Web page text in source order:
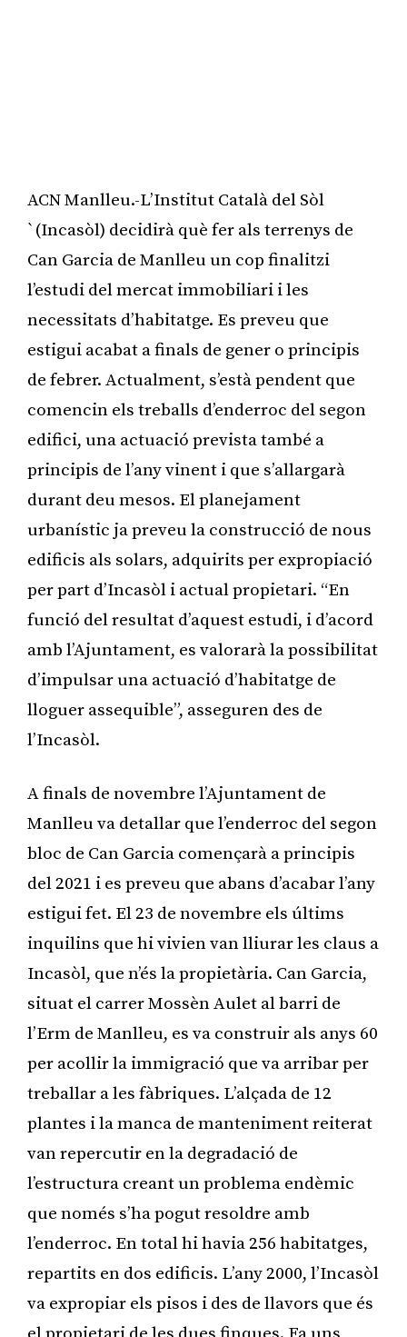
ACN Manlleu.-L’Institut Català del Sòl
`(Incasòl) decidirà què fer als terrenys de
Can Garcia de Manlleu un cop finalitzi
l’estudi del mercat immobiliari i les
necessitats d’habitatge. Es preveu que
estigui acabat a finals de gener o principis
de febrer. Actualment, s’està pendent que
comencin els treballs d’enderroc del segon
edifici, una actuació prevista també a
principis de l’any vinent i que s’allargarà
durant deu mesos. El planejament
urbanístic ja preveu la construcció de nous
edificis als solars, adquirits per expropiació
per part d’Incasòl i actual propietari. “En
funció del resultat d’aquest estudi, i d’acord
amb l’Ajuntament, es valorarà la possibilitat
d’impulsar una actuació d’habitatge de
lloguer assequible”, asseguren des de
l’Incasòl.
A finals de novembre l’Ajuntament de
Manlleu va detallar que l’enderroc del segon
bloc de Can Garcia començarà a principis
del 2021 i es preveu que abans d’acabar l’any
estigui fet. El 23 de novembre els últims
inquilins que hi vivien van lliurar les claus a
Incasòl, que n’és la propietària. Can Garcia,
situat el carrer Mossèn Aulet al barri de
l’Erm de Manlleu, es va construir als anys 60
per acollir la immigració que va arribar per
treballar a les fàbriques. L’alçada de 12
plantes i la manca de manteniment reiterat
van repercutir en la degradació de
l’estructura creant un problema endèmic
que només s’ha pogut resoldre amb
l’enderroc. En total hi havia 256 habitatges,
repartits en dos edificis. L’any 2000, l’Incasòl
va expropiar els pisos i des de llavors que és